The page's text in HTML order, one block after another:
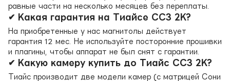
равные части на несколько месяцев без переплаты.
✔ Какая гарантия на Тиайсе CC3 2K?
На приобретенные у нас магнитолы действует
гарантия 12 мес. Не используйте посторонние прошивки
и плагины, чтобы аппарат не был снят с гарантии.
✔ Какую камеру купить до Тиайс CC3 2K?
Тиайс производит две модели камер (с матрицей Сони